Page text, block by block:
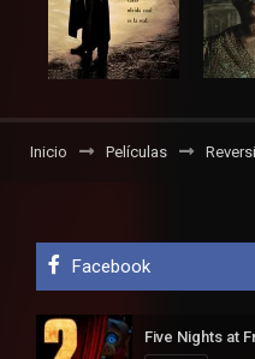
Inicio Películas
Facebook
Five Nights at